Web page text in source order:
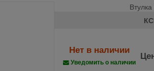
Нет в наличии
Уведомить о наличии